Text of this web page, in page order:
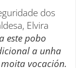
dos
Elvira
este pobo
a unha
vocación.